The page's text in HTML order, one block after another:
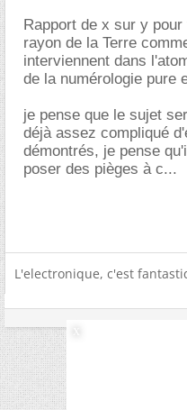
Rapport de x sur y
rayon de la Terre
interviennent dans
de la numérologie pure
je pense que le sujet
déjà assez compliqué
démontrés, je pense
poser des pièges à c...
L'electronique, c'est